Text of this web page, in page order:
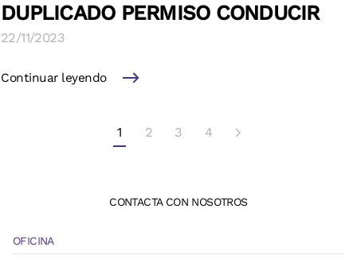
DUPLICADO PERMISO CONDUCIR
22/11/2023
Continuar leyendo
1 2 3 4
CONTACTA CON NOSOTROS
OFICINA